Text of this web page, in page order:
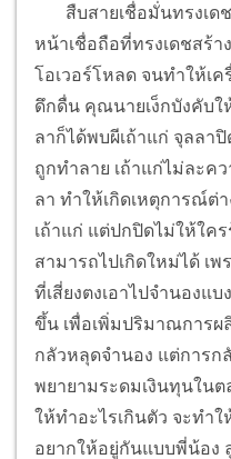
สืบสายเชื่อมั่นทรงเดช
หน้าเชื่อถือที่ทรงเดชสร้า
โอเวอร์โหลด จนทำให้เ
ดึกดื่น คุณนายเง็กบังคับ
ลาก็ได้พบผีเถ้าแก่ จุลลา
ถูกทำลาย เถ้าแก่ไม่ละค
ลา ทำให้เกิดเหตุการณ์ต่
เถ้าแก่ แต่ปกปิดไม่ให้ใค
สามารถไปเกิดใหม่ได้ เ
ที่เสี่ยงตงเอาไปจำนองแ
ขึ้น เพื่อเพิ่มปริมาณการผ
กลัวหลุดจำนอง แต่การก
พยายามระดมเงินทุนใน
ให้ทำอะไรเกินตัว จะทำ
อยากให้อยู่กันแบบพี่น้อง